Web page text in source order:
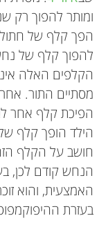
ומותר להפוך רק
הפך קלף של חתול
להפוך קלף של
הקלפים האלה
מסתיים התור.
הפיכת קלף אחר
הילד הופך קלף
חושב על הקלף
הנחש קודם לכן,
האמצעית, והוא
בעזרת